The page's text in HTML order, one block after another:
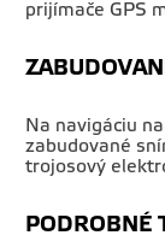
prijímače GPS
Na navigáciu
zabudované
trojosový
PODROBNÉ